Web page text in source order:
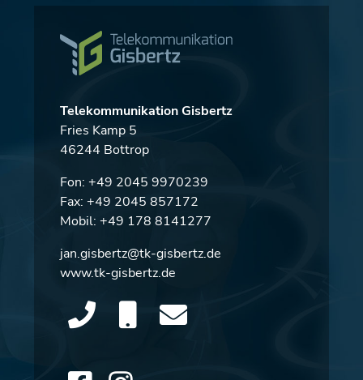
Telekommunikation Gisbertz
Fries Kamp 5
46244 Bottrop
Fon: +49 2045 9970239
Fax: +49 2045 857172
Mobil: +49 178 8141277
jan.gisbertz@tk-gisbertz.de
www.tk-gisbertz.de